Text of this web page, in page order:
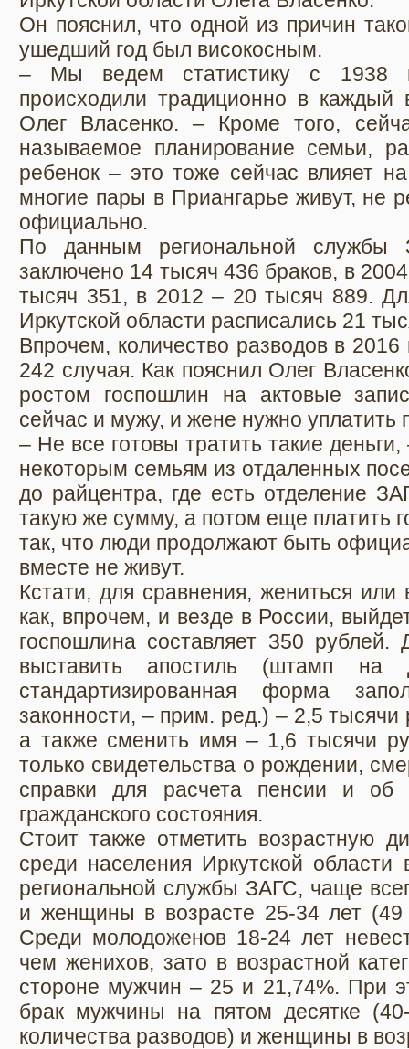
Он пояснил, что одной из причин
ушедший год был високосным.
– Мы ведем статистику с 1938
происходили традиционно в каждый
Олег Власенко. – Кроме того,
называемое планирование семьи,
ребенок – это тоже сейчас влияет
многие пары в Приангарье живут, не
официально.
По данным региональной
заключено 14 тысяч 436 браков, в
тысяч 351, в 2012 – 20 тысяч 889.
Иркутской области расписались 21
Впрочем, количество разводов в
242 случая. Как пояснил Олег
ростом госпошлин на актовые
сейчас и мужу, и жене нужно уплатить
– Не все готовы тратить такие
некоторым семьям из отдаленных
до райцентра, где есть отделение
такую же сумму, а потом еще платить
так, что люди продолжают быть
вместе не живут.
Кстати, для сравнения, жениться
как, впрочем, и везде в России,
госпошлина составляет 350 рублей.
выставить апостиль (штамп на
стандартизированная форма
законности, – прим. ред.) – 2,5
а также сменить имя – 1,6 тысячи
только свидетельства о рождении,
справки для расчета пенсии и об
гражданского состояния.
Стоит также отметить возрастную
среди населения Иркутской области
региональной службы ЗАГС, чаще
и женщины в возрасте 25-34 лет (49
Среди молодоженов 18-24 лет
чем женихов, зато в возрастной
стороне мужчин – 25 и 21,74%. При
брак мужчины на пятом десятке
количества разводов) и женщины в